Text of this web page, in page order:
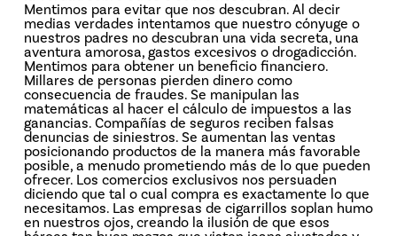
Mentimos para evitar que nos descubran. Al decir
medias verdades intentamos que nuestro cónyuge o
nuestros padres no descubran una vida secreta, una
aventura amorosa, gastos excesivos o drogadicción.
Mentimos para obtener un beneficio financiero.
Millares de personas pierden dinero como
consecuencia de fraudes. Se manipulan las
matemáticas al hacer el cálculo de impuestos a las
ganancias. Compañías de seguros reciben falsas
denuncias de siniestros. Se aumentan las ventas
posicionando productos de la manera más favorable
posible, a menudo prometiendo más de lo que pueden
ofrecer. Los comercios exclusivos nos persuaden
diciendo que tal o cual compra es exactamente lo que
necesitamos. Las empresas de cigarrillos soplan humo
en nuestros ojos, creando la ilusión de que esos